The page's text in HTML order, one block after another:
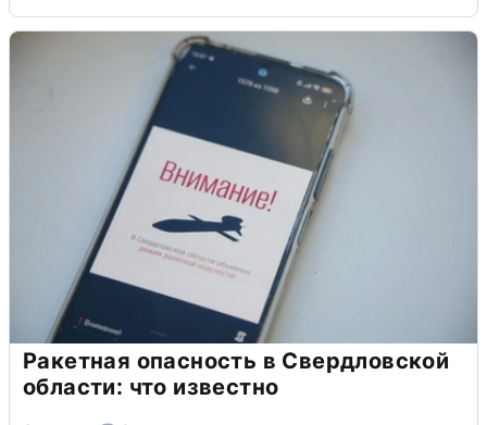
Ракетная опасность в Свердловской
области: что известно